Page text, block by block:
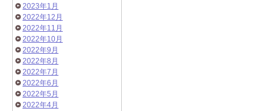
2023年1月
2022年12月
2022年11月
2022年10月
2022年9月
2022年8月
2022年7月
2022年6月
2022年5月
2022年4月